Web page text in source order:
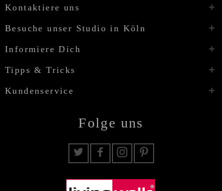
Kontaktiere uns
Besuche unser Studio in Köln
Informiere Dich
Tipps & Tricks
Kundenservice
Folge uns